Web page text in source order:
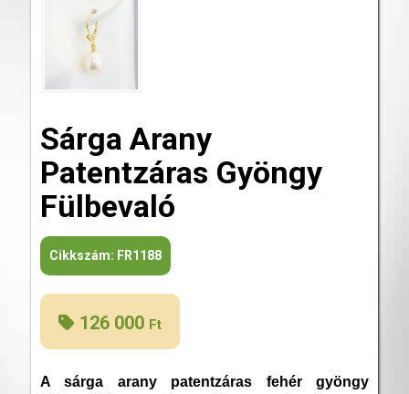
Sárga Arany
Patentzáras Gyöngy
Fülbevaló
Cikkszám: FR1188
126 000 Ft
A sárga arany patentzáras fehér gyöngy